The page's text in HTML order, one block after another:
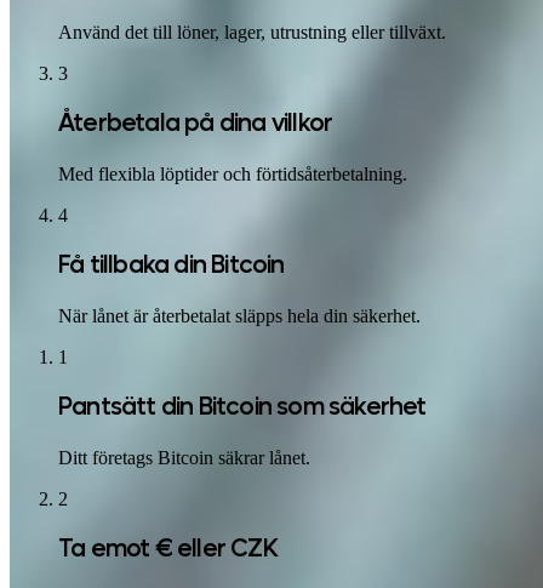
Använd det till löner, lager, utrustning eller tillväxt.
3
Återbetala på dina villkor
Med flexibla löptider och förtidsåterbetalning.
4
Få tillbaka din Bitcoin
När lånet är återbetalat släpps hela din säkerhet.
1
Pantsätt din Bitcoin som säkerhet
Ditt företags Bitcoin säkrar lånet.
2
Ta emot € eller CZK